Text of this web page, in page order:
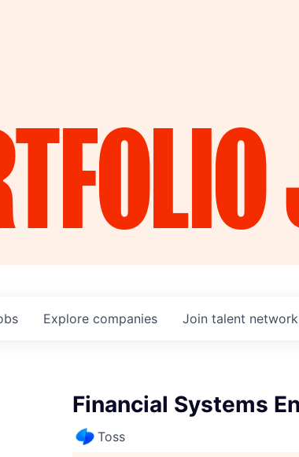
Explore companies Join talent network
Financial Systems
Toss